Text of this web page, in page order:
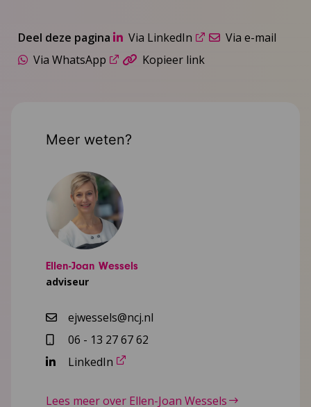
Deel deze pagina Via LinkedIn
Via e-mail
Via WhatsApp
Kopieer link
Meer weten?
Ellen-Joan Wessels
adviseur
ejwessels@ncj.nl
06 - 13 27 67 62
LinkedIn
Lees meer over Ellen-Joan Wessels